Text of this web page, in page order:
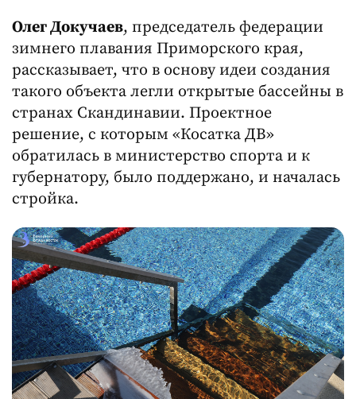
Олег Докучаев, председатель федерации
зимнего плавания Приморского края,
рассказывает, что в основу идеи создания
такого объекта легли открытые бассейны в
странах Скандинавии. Проектное
решение, с которым «Косатка ДВ»
обратилась в министерство спорта и к
губернатору, было поддержано, и началась
стройка.